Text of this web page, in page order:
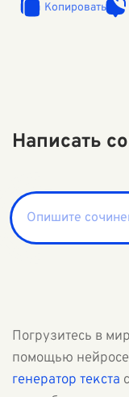
Копировать
Написать
Погрузитесь в
помощью
генератор текста